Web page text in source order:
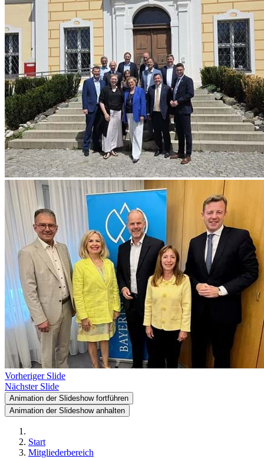
Vorheriger Slide
Nächster Slide
Animation der Slideshow fortführen
Animation der Slideshow anhalten
Start
Mitgliederbereich